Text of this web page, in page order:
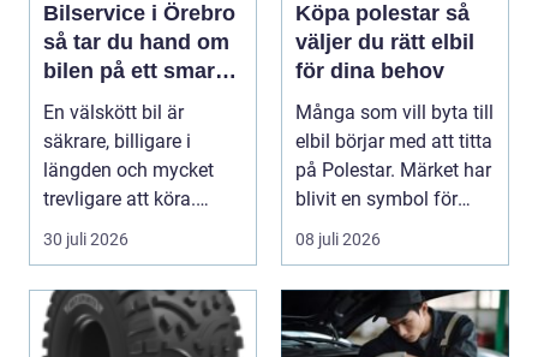
Bilservice i Örebro
så tar du hand om
bilen på ett smart
sätt
En välskött bil är
säkrare, billigare i
längden och mycket
trevligare att köra.
Trots det väntar mån...
30 juli 2026
Köpa polestar så
väljer du rätt elbil
för dina behov
Många som vill byta till
elbil börjar med att titta
på Polestar. Märket har
blivit en symbol för
mod...
08 juli 2026